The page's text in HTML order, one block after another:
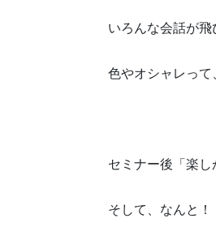
いろんな会話が
色やオシャレって
セミナー後「楽し
そして、なんと！